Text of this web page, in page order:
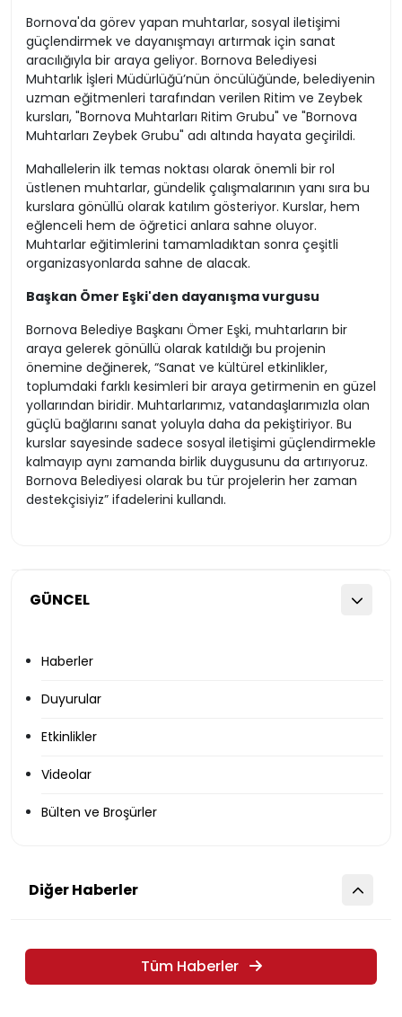
GÜNCEL
Haberler
Duyurular
Etkinlikler
Videolar
Bülten ve Broşürler
Bornova'da görev yapan muhtarlar, sosyal iletişimi
güçlendirmek ve dayanışmayı artırmak için sanat
aracılığıyla bir araya geliyor. Bornova Belediyesi
Muhtarlık İşleri Müdürlüğü’nün öncülüğünde, belediyenin
uzman eğitmenleri tarafından verilen Ritim ve Zeybek
kursları, "Bornova Muhtarları Ritim Grubu" ve "Bornova
Muhtarları Zeybek Grubu" adı altında hayata geçirildi.
Mahallelerin ilk temas noktası olarak önemli bir rol
üstlenen muhtarlar, gündelik çalışmalarının yanı sıra bu
kurslara gönüllü olarak katılım gösteriyor. Kurslar, hem
eğlenceli hem de öğretici anlara sahne oluyor.
Muhtarlar eğitimlerini tamamladıktan sonra çeşitli
organizasyonlarda sahne de alacak.
Başkan Ömer Eşki'den dayanışma vurgusu
Bornova Belediye Başkanı Ömer Eşki, muhtarların bir
araya gelerek gönüllü olarak katıldığı bu projenin
önemine değinerek, “Sanat ve kültürel etkinlikler,
toplumdaki farklı kesimleri bir araya getirmenin en güzel
yollarından biridir. Muhtarlarımız, vatandaşlarımızla olan
güçlü bağlarını sanat yoluyla daha da pekiştiriyor. Bu
kurslar sayesinde sadece sosyal iletişimi güçlendirmekle
kalmayıp aynı zamanda birlik duygusunu da artırıyoruz.
Bornova Belediyesi olarak bu tür projelerin her zaman
destekçisiyiz” ifadelerini kullandı.
Diğer Haberler
Tüm Haberler